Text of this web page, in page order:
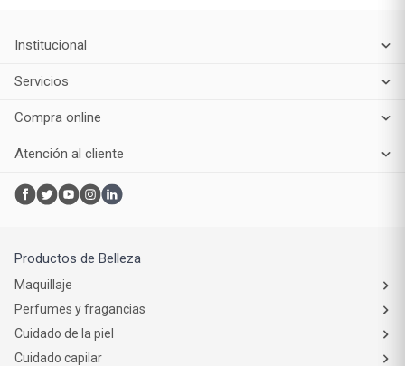
Institucional
Servicios
Compra online
Atención al cliente
Productos de Belleza
Maquillaje
Perfumes y fragancias
Cuidado de la piel
Cuidado capilar